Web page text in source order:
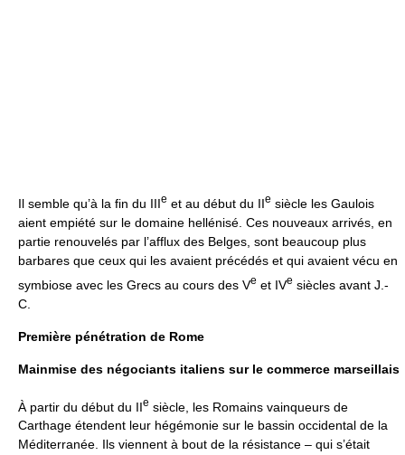
Il semble qu’à la fin du IIIe et au début du IIe siècle les Gaulois
aient empiété sur le domaine hellénisé. Ces nouveaux arrivés, en
partie renouvelés par l’afflux des Belges, sont beaucoup plus
barbares que ceux qui les avaient précédés et qui avaient vécu en
symbiose avec les Grecs au cours des Ve et IVe siècles avant J.-
C.
Première pénétration de Rome
Mainmise des négociants italiens sur le commerce marseillais
À partir du début du IIe siècle, les Romains vainqueurs de
Carthage étendent leur hégémonie sur le bassin occidental de la
Méditerranée. Ils viennent à bout de la résistance – qui s’était